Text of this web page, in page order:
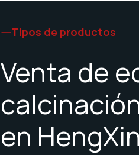
Tipos de productos
Venta de
en